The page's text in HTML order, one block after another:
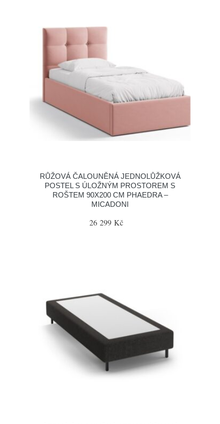
RŮŽOVÁ ČALOUNĚNÁ JEDNOLŮŽKOVÁ
POSTEL S ÚLOŽNÝM PROSTOREM S
ROŠTEM 90X200 CM PHAEDRA –
MICADONI
26 299 Kč